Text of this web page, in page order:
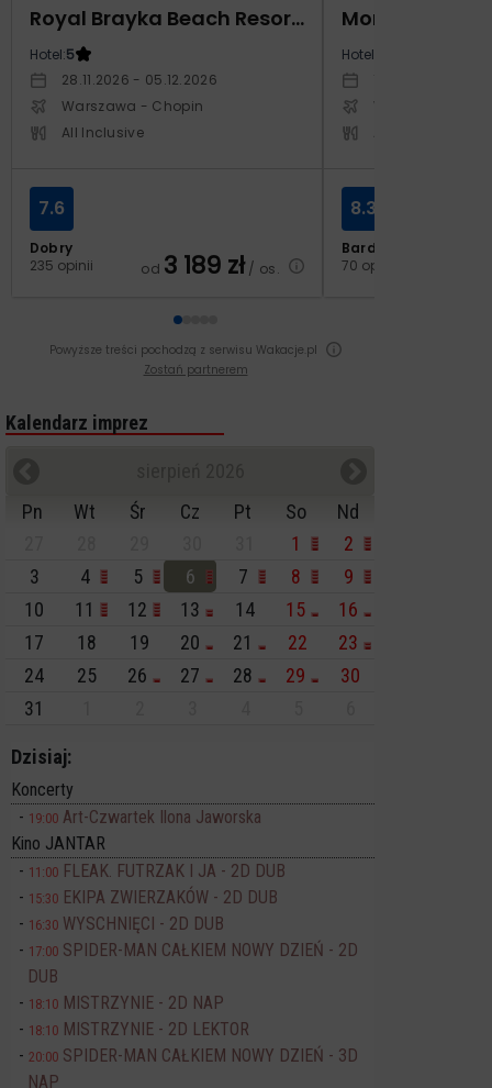
Royal Brayka Beach Resort (ex Zee Brayka)
Hotel:5
28.11.2026 - 05.12.2026
Warszawa - Chopin
All Inclusive
Dobry
235 opinii
7.6
od 3 189 zł/ os.
Monarque El
Hotel:
Warszawa -
Bardzo dobry
70 opinii
8.3
Powyższe treści pochodzą z serwisu Wakacje.pl
Zostań partnerem
Kalendarz imprez
Pn
Wt Śr Cz Pt So
Nd
1
2
3
4 5 6 7 8
9
10
11 12 13 14 15
16
17
18 19 20 21 22
23
24
25 26 27 28 29
30
31
Dzisiaj:
Koncerty
19:00 Art-Czwartek Ilona Jaworska
Kino JANTAR
11:00 FLEAK. FUTRZAK I JA - 2D DUB
15:30 EKIPA ZWIERZAKÓW - 2D DUB
16:30 WYSCHNIĘCI - 2D DUB
17:00 SPIDER-MAN CAŁKIEM NOWY DZIEŃ - 2D
DUB
18:10 MISTRZYNIE - 2D NAP
18:10 MISTRZYNIE - 2D LEKTOR
20:00 SPIDER-MAN CAŁKIEM NOWY DZIEŃ - 3D
NAP